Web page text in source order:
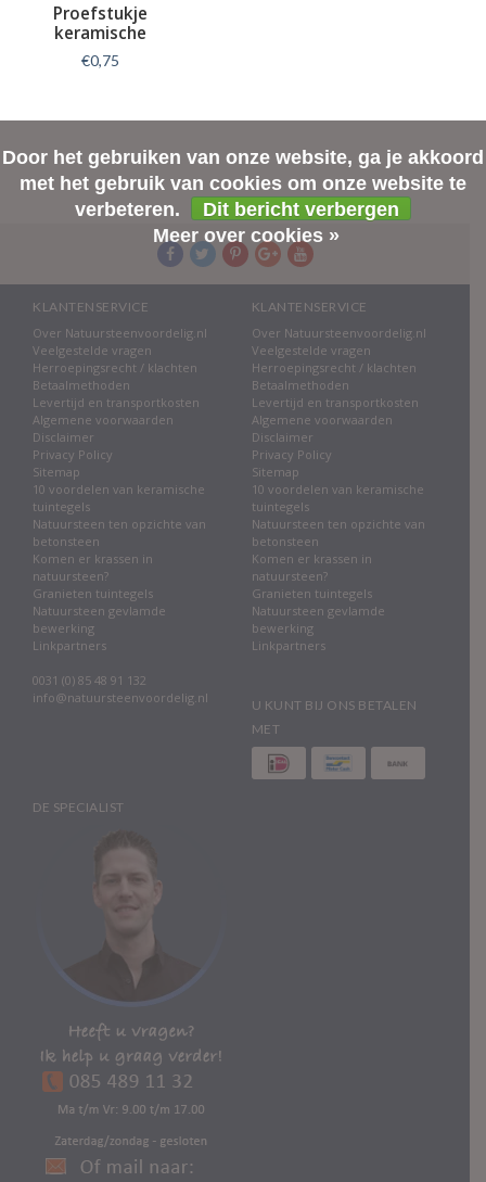
Proefstukje
keramische
tegel Land
Muddy
€0,75
KLANTENSERVICE
Over Natuursteenvoordelig.nl
Veelgestelde vragen
Herroepingsrecht / klachten
Betaalmethoden
Levertijd en transportkosten
Algemene voorwaarden
Disclaimer
Privacy Policy
Sitemap
10 voordelen van keramische
tuintegels
Natuursteen ten opzichte van
betonsteen
Komen er krassen in
natuursteen?
Granieten tuintegels
Natuursteen gevlamde
bewerking
Linkpartners
0031 (0) 85 48 91 132
info@natuursteenvoordelig.nl
KLANTENSERVICE
Over Natuursteenvoordelig.nl
Veelgestelde vragen
Herroepingsrecht / klachten
Betaalmethoden
Levertijd en transportkosten
Algemene voorwaarden
Disclaimer
Privacy Policy
Sitemap
10 voordelen van keramische
tuintegels
Natuursteen ten opzichte van
betonsteen
Komen er krassen in
natuursteen?
Granieten tuintegels
Natuursteen gevlamde
bewerking
Linkpartners
U KUNT BIJ ONS BETALEN
MET
DE SPECIALIST
Door het gebruiken van onze website, ga je akkoord
met het gebruik van cookies om onze website te
verbeteren.
Dit bericht verbergen
Meer over cookies »